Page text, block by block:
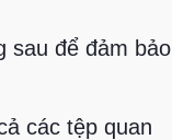
sau để đảm bảo
các tệp quan